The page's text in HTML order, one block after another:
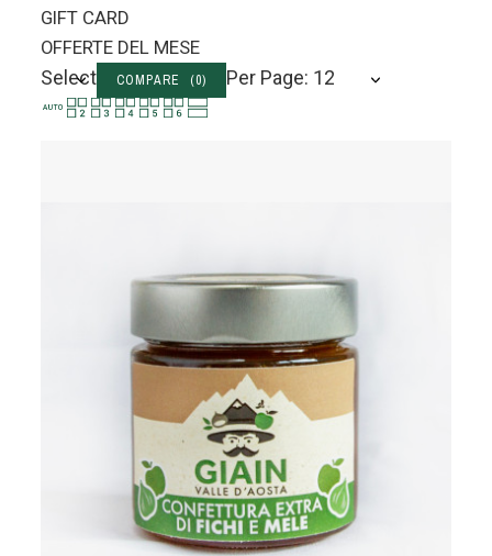
GIFT CARD
OFFERTE DEL MESE
Select COMPARE (0) Per Page: 12